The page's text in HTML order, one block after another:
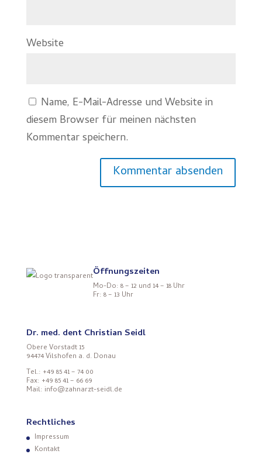
Website
Name, E-Mail-Adresse und Website in
diesem Browser für meinen nächsten
Kommentar speichern.
Öffnungszeiten
Mo-Do: 8 – 12 und 14 – 18 Uhr
Fr: 8 – 13 Uhr
Dr. med. dent Christian Seidl
Obere Vorstadt 15
94474 Vilshofen a. d. Donau
Tel.: +49 85 41 – 74 00
Fax: +49 85 41 – 66 69
Mail: info@zahnarzt-seidl.de
Rechtliches
Impressum
Kontakt